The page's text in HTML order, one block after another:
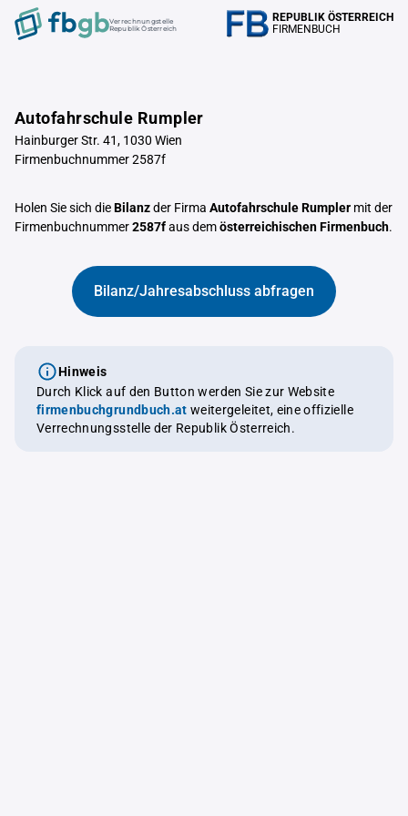
Verrechnungstelle
Republik Österreich
REPUBLIK ÖSTERREICH
FIRMENBUCH
Autofahrschule Rumpler
Hainburger Str. 41, 1030 Wien
Firmenbuchnummer 2587f
Holen Sie sich dieBilanzder Firma Autofahrschule Rumpler mit der
Firmenbuchnummer2587faus demösterreichischen Firmenbuch.
Bilanz/Jahresabschluss abfragen
Hinweis
Durch Klick auf den Button werden Sie zur Website
firmenbuchgrundbuch.at weitergeleitet, eine offizielle
Verrechnungsstelle der Republik Österreich.